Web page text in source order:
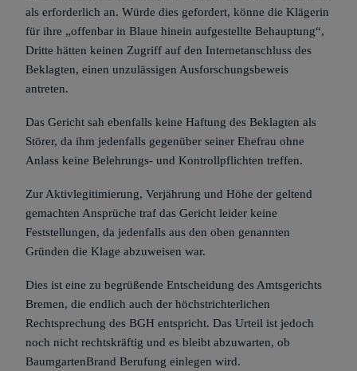
als erforderlich an. Würde dies gefordert, könne die Klägerin
für ihre „offenbar in Blaue hinein aufgestellte Behauptung“,
Dritte hätten keinen Zugriff auf den Internetanschluss des
Beklagten, einen unzulässigen Ausforschungsbeweis
antreten.
Das Gericht sah ebenfalls keine Haftung des Beklagten als
Störer, da ihm jedenfalls gegenüber seiner Ehefrau ohne
Anlass keine Belehrungs- und Kontrollpflichten treffen.
Zur Aktivlegitimierung, Verjährung und Höhe der geltend
gemachten Ansprüche traf das Gericht leider keine
Feststellungen, da jedenfalls aus den oben genannten
Gründen die Klage abzuweisen war.
Dies ist eine zu begrüßende Entscheidung des Amtsgerichts
Bremen, die endlich auch der höchstrichterlichen
Rechtsprechung des BGH entspricht. Das Urteil ist jedoch
noch nicht rechtskräftig und es bleibt abzuwarten, ob
BaumgartenBrand Berufung einlegen wird.